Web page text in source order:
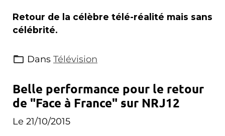
Retour de la célèbre télé-réalité mais sans
célébrité.
Dans Télévision
Belle performance pour le retour
de "Face à France" sur NRJ12
Le 21/10/2015